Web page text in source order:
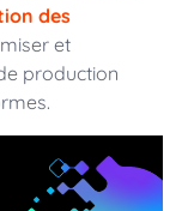
des
et
production